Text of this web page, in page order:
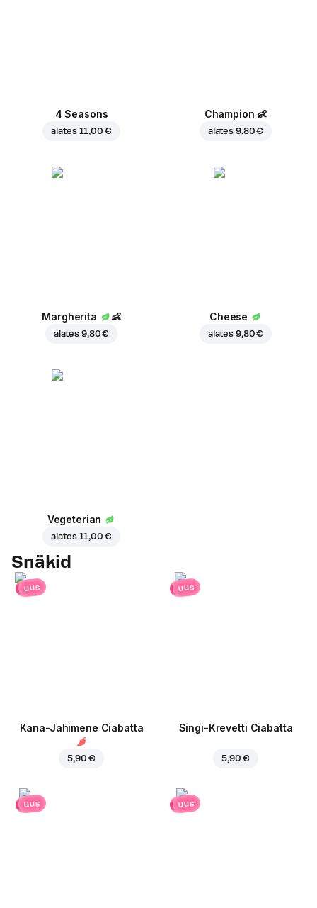
4 Seasons
alates 11,00 €
Champion 👶
alates 9,80 €
Margherita 👶
alates 9,80 €
Cheese
alates 9,80 €
Vegeterian
alates 11,00 €
Snäkid
uus
Kana-Jahimene Ciabatta
5,90 €
uus
Singi-Krevetti Ciabatta
5,90 €
uus uus